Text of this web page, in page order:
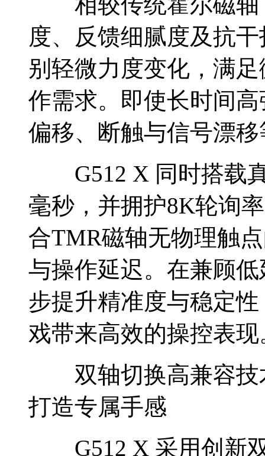
度、反馈细腻度及抗
别轻微力度变化，满
作需求。即使长时间
偏移、断触与信号漂
G512 X 同时搭载真
毫秒，并拥护8K轮询
合TMR磁轴无物理触
与操作延迟。在兼顾
步提升精准度与稳定
戏带来高效的操控表现
双轴切换高兼容技
打造专属手感
G512 X 采用创新双